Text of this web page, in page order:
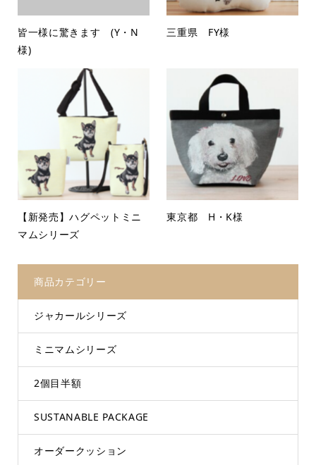
皆一様に驚きます (Y・N
様)
三重県 FY様
【新発売】ハグペットミニ
マムシリーズ
東京都 H・K様
商品カテゴリー
ジャカールシリーズ
ミニマムシリーズ
2個目半額
SUSTANABLE PACKAGE
オーダークッション